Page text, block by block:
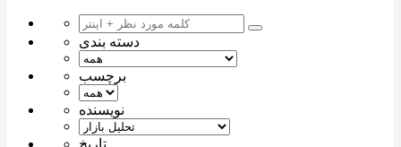
دسته بندی
برچسب
نویسنده
تاریخ